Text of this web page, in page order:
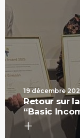
19 décembre
Retour sur
“Basic